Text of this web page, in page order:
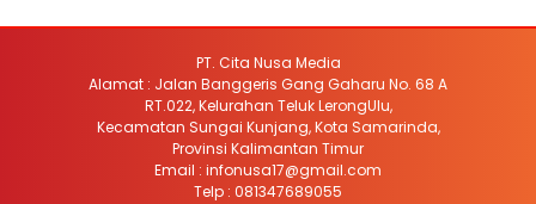
PT. Cita Nusa Media
Alamat : Jalan Banggeris Gang Gaharu No. 68 A
RT.022, Kelurahan Teluk LerongUlu,
Kecamatan Sungai Kunjang, Kota Samarinda,
Provinsi Kalimantan Timur
Email : infonusa17@gmail.com
Telp : 081347689055